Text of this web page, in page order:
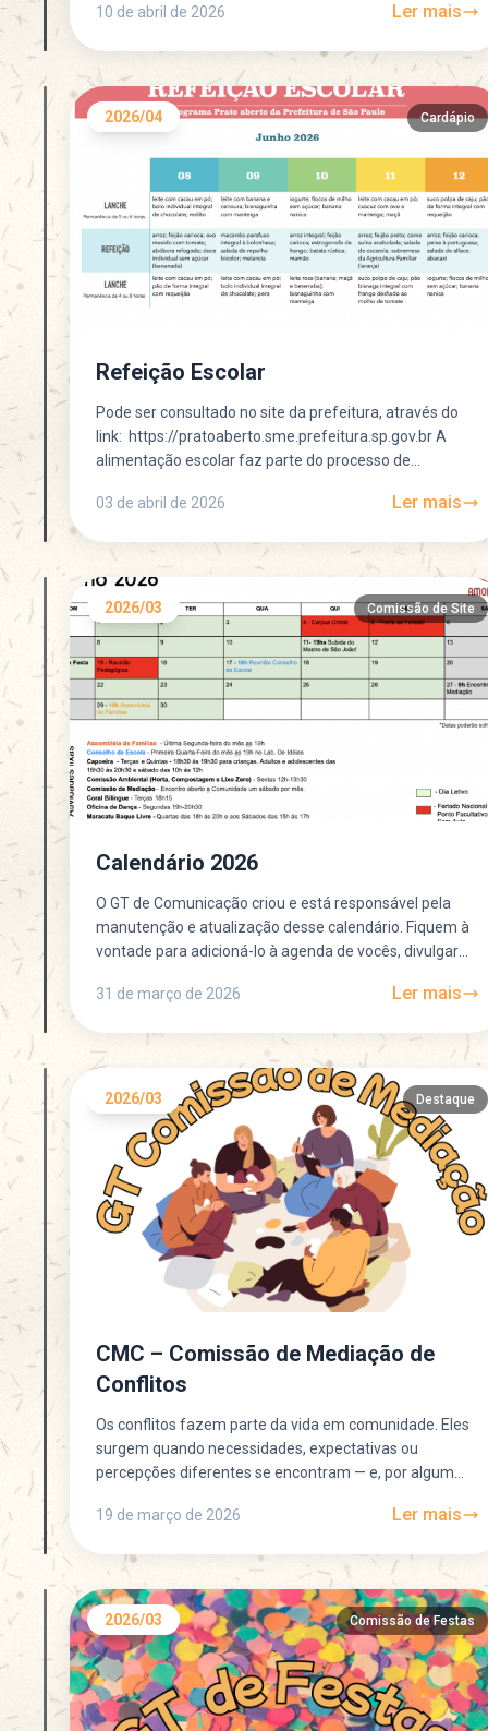
10 de abril de 2026 Ler mais
2026/04 Cardápio
Refeição Escolar
Pode ser consultado no site da prefeitura, através do
link: https://pratoaberto.sme.prefeitura.sp.gov.br A
alimentação escolar faz parte do processo de
e...
03 de abril de 2026 Ler mais
2026/03 Comissão de Site
Calendário 2026
O GT de Comunicação criou e está responsável pela
manutenção e atualização desse calendário. Fiquem à
vontade para adicioná-lo à agenda de vocês, divulgar
31 de março de 2026
Ler mais
2026/03 Destaque
CMC – Comissão de Mediação de
Conflitos
Os conflitos fazem parte da vida em comunidade. Eles
surgem quando necessidades, expectativas ou
percepções diferentes se encontram — e, por algum
19 de março de 2026
Ler mais
2026/03 Comissão de Festas